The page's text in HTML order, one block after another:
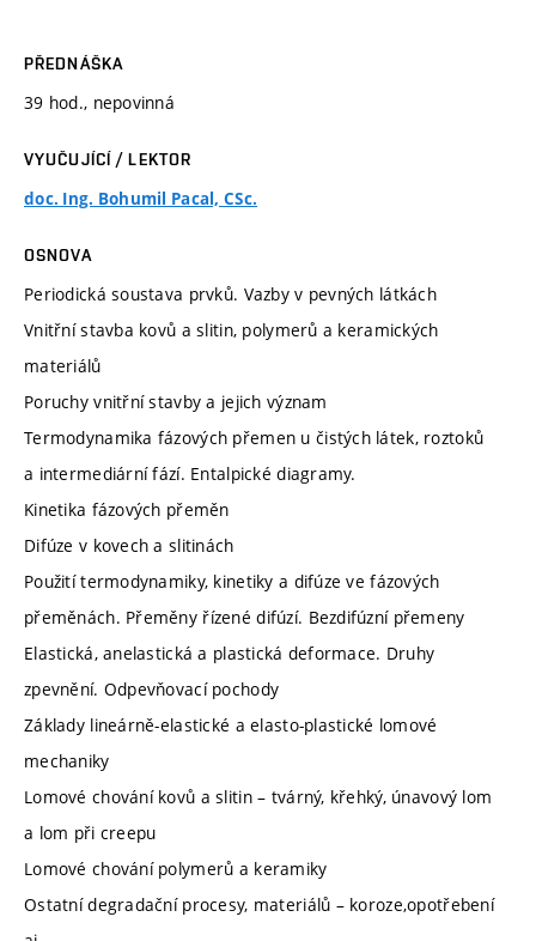
PŘEDNÁŠKA
39 hod., nepovinná
VYUČUJÍCÍ / LEKTOR
doc. Ing. Bohumil Pacal, CSc.
OSNOVA
Periodická soustava prvků. Vazby v pevných látkách
Vnitřní stavba kovů a slitin, polymerů a keramických
materiálů
Poruchy vnitřní stavby a jejich význam
Termodynamika fázových přemen u čistých látek, roztoků
a intermediární fází. Entalpické diagramy.
Kinetika fázových přeměn
Difúze v kovech a slitinách
Použití termodynamiky, kinetiky a difúze ve fázových
přeměnách. Přeměny řízené difúzí. Bezdifúzní přemeny
Elastická, anelastická a plastická deformace. Druhy
zpevnění. Odpevňovací pochody
Základy lineárně-elastické a elasto-plastické lomové
mechaniky
Lomové chování kovů a slitin – tvárný, křehký, únavový lom
a lom při creepu
Lomové chování polymerů a keramiky
Ostatní degradační procesy, materiálů – koroze,opotřebení